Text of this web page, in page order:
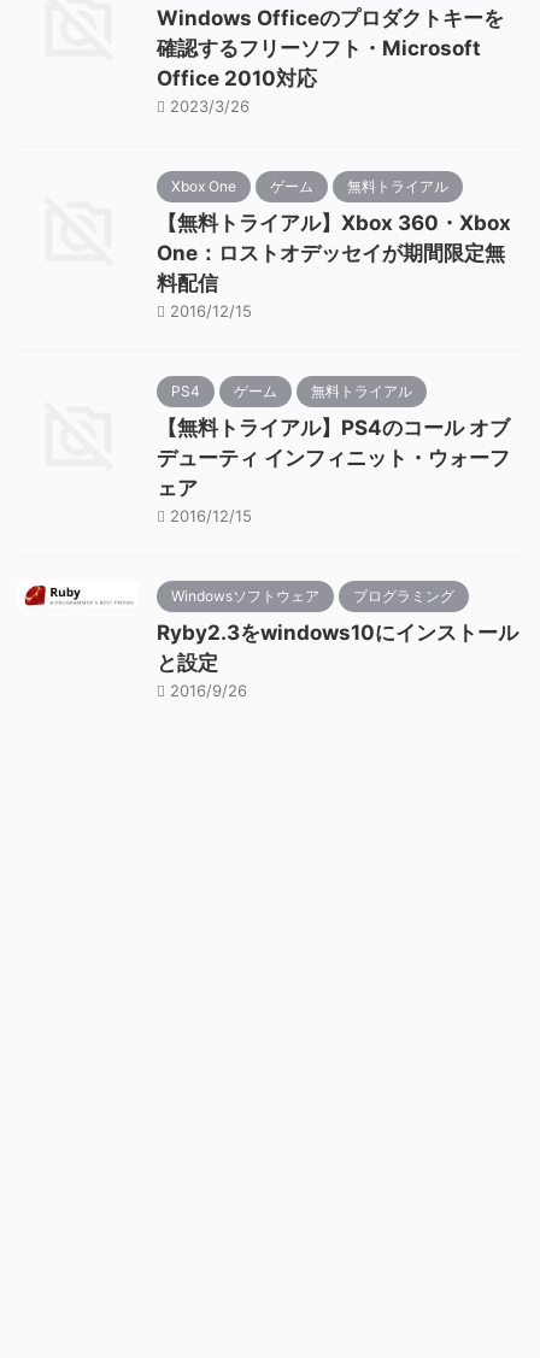
Windows Officeのプロダクトキーを
確認するフリーソフト・Microsoft
Office 2010対応
2023/3/26
Xbox One ゲーム 無料トライアル
【無料トライアル】Xbox 360・Xbox
One：ロストオデッセイが期間限定無
料配信
2016/12/15
PS4 ゲーム 無料トライアル
【無料トライアル】PS4のコール オブ
デューティ インフィニット・ウォーフ
ェア
2016/12/15
Windowsソフトウェア プログラミング
Ryby2.3をwindows10にインストール
と設定
2016/9/26